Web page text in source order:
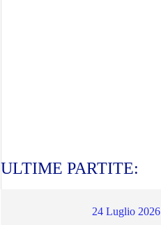
ULTIME PARTITE:
24 Luglio 2026